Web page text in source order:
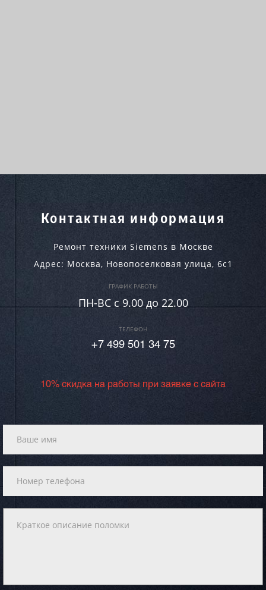
Контактная информация
Ремонт техники Siemens в Москве
Адрес: Москва, Новопоселковая улица, 6с1
ГРАФИК РАБОТЫ
ПН-ВC c 9.00 до 22.00
ТЕЛЕФОН
+7 499 501 34 75
10% скидка на работы при заявке с сайта